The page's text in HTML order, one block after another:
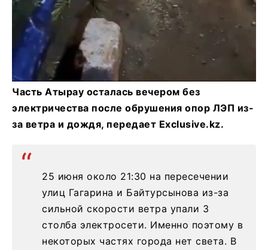
Часть Атырау осталась вечером без
электричества после обрушения опор ЛЭП из-
за ветра и дождя, передает Exclusive.kz.
25 июня около 21:30 на пересечении
улиц Гагарина и Байтурсынова из-за
сильной скорости ветра упали 3
столба электросети. Именно поэтому в
некоторых частях города нет света. В